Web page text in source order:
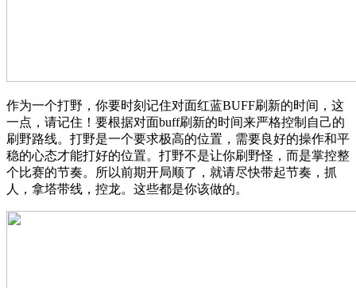
作为一个打野，你要时刻记住对面红蓝BUFF刷新的时间，这
一点，请记住！要根据对面buff刷新的时间来严格控制自己的
刷野路线。打野是一个要求极高的位置，需要良好的操作和平
稳的心态才能打好的位置。打野不是让你刷野怪，而是掌控整
个比赛的节奏。所以前期开局顺了，就请尽快带起节奏，抓
人，拿塔带线，控龙。这些都是你该做的。